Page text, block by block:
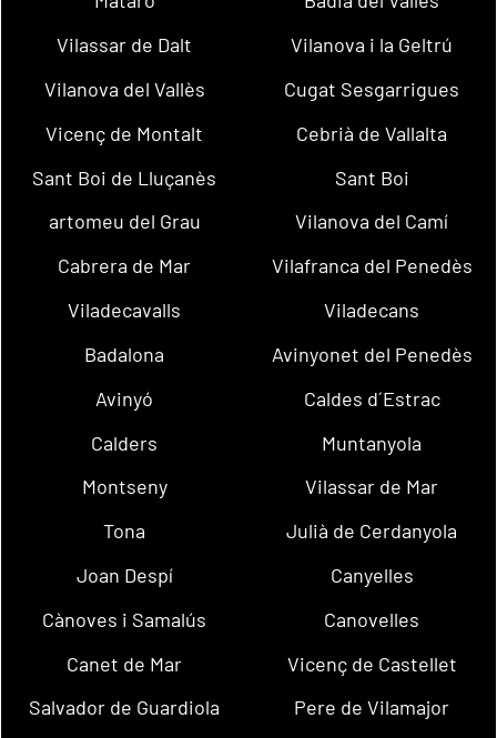
Vilassar de Dalt
Vilanova i la Geltrú
Vilanova del Vallès
Cugat Sesgarrigues
Vicenç de Montalt
Cebrià de Vallalta
Sant Boi de Lluçanès
Sant Boi
artomeu del Grau
Vilanova del Camí
Cabrera de Mar
Vilafranca del Penedès
Viladecavalls
Viladecans
Badalona
Avinyonet del Penedès
Avinyó
Caldes d´Estrac
Calders
Muntanyola
Montseny
Vilassar de Mar
Tona
Julià de Cerdanyola
Joan Despí
Canyelles
Cànoves i Samalús
Canovelles
Canet de Mar
Vicenç de Castellet
Salvador de Guardiola
Pere de Vilamajor